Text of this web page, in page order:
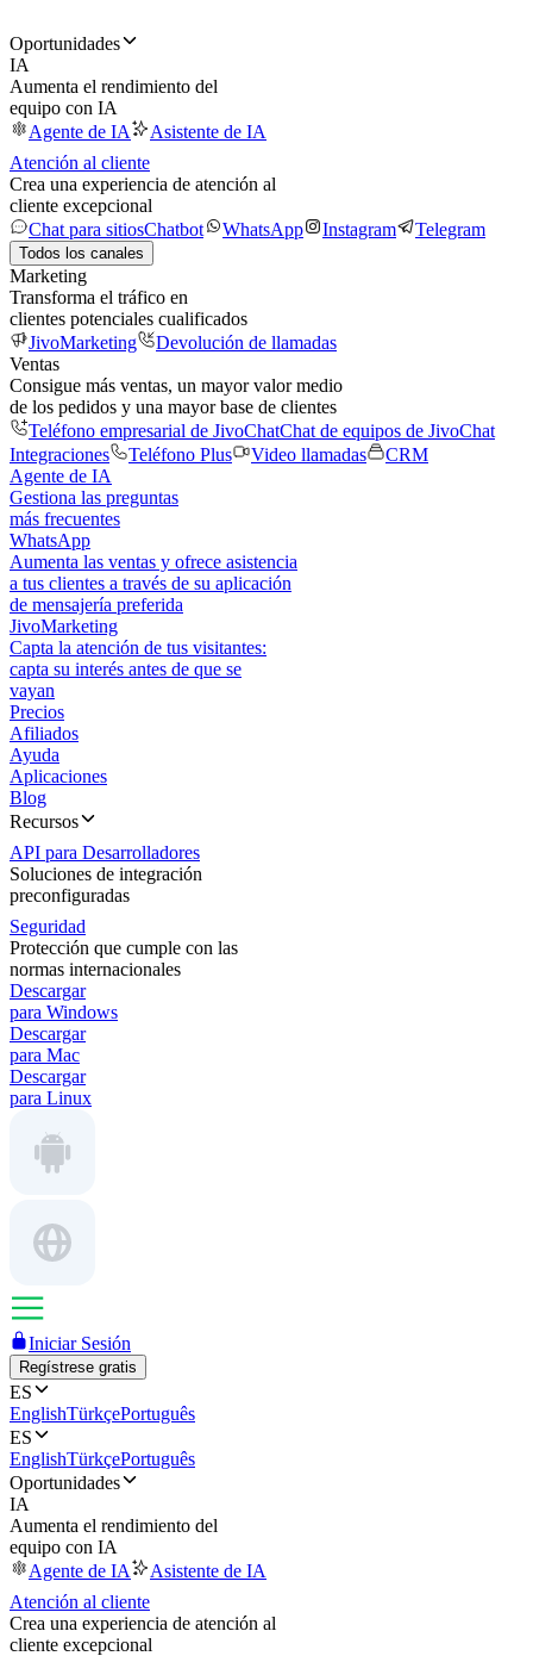
Oportunidades
IA
Aumenta el rendimiento del
equipo con IA
Agente de IA
Asistente de IA
Atención al cliente
Crea una experiencia de atención al
cliente excepcional
Chat para sitiosChatbot WhatsApp Instagram Telegram
Todos los canales
Marketing
Transforma el tráfico en
clientes potenciales cualificados
JivoMarketing
Devolución de llamadas
Ventas
Consigue más ventas, un mayor valor medio
de los pedidos y una mayor base de clientes
Teléfono empresarial de JivoChatChat de equipos de JivoChat
Integraciones
Teléfono Plus Video llamadas
CRM
Agente de IA
Gestiona las preguntas
más frecuentes
WhatsApp
Aumenta las ventas y ofrece asistencia
a tus clientes a través de su aplicación
de mensajería preferida
JivoMarketing
Capta la atención de tus visitantes:
capta su interés antes de que se
vayan
Precios
Afiliados
Ayuda
Aplicaciones
Blog
Recursos
API para Desarrolladores
Soluciones de integración
preconfiguradas
Seguridad
Protección que cumple con las
normas internacionales
Descargar
para Windows
Descargar
para Mac
Descargar
para Linux
Iniciar Sesión
Regístrese gratis
ES
EnglishTürkçePortuguês
ES
EnglishTürkçePortuguês
Oportunidades
IA
Aumenta el rendimiento del
equipo con IA
Agente de IA
Asistente de IA
Atención al cliente
Crea una experiencia de atención al
cliente excepcional